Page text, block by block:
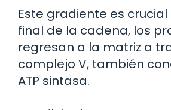
Este gradiente es
final de la cadena, los
regresan a la matriz a
complejo V, también
ATP sintasa.